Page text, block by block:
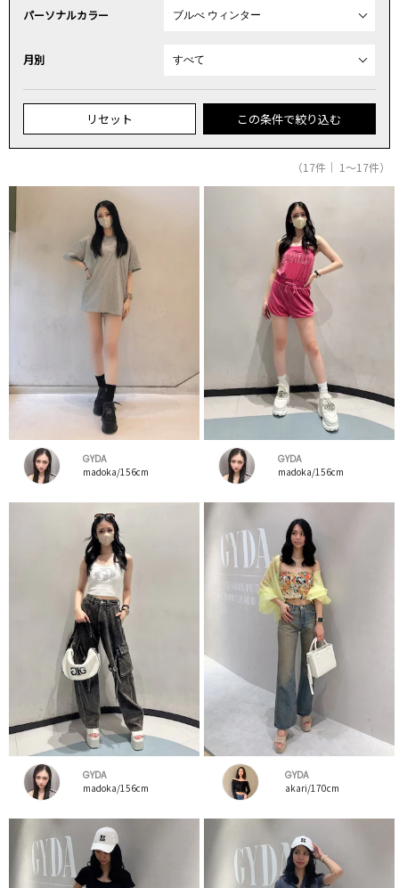
パーソナルカラー
月別
リセット この条件で絞り込む
（17件｜ 1～17件）
GYDA
madoka/156cm
GYDA
madoka/156cm
GYDA
madoka/156cm
GYDA
akari/170cm